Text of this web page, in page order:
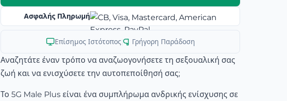
Ασφαλής Πληρωμή
Επίσημος Ιστότοπος| Γρήγορη Παράδοση
Αναζητάτε έναν τρόπο να αναζωογονήσετε τη σεξουαλική σας
ζωή και να ενισχύσετε την αυτοπεποίθησή σας;
Το 5G Male Plus είναι ένα συμπλήρωμα ανδρικής ενίσχυσης σε